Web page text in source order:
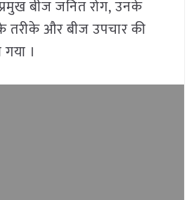
प्रमुख बीज जनित रोग, उनके
तरीके और बीज उपचार की
।